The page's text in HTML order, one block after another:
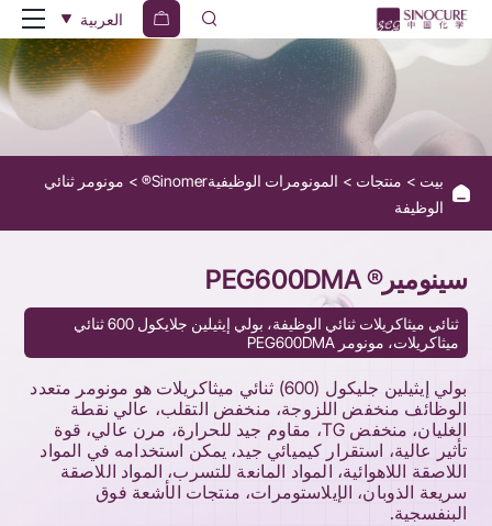
SINOMER
PEGD600MA
العربية
بيت منتجات المونومرات الوظيفيةSinomer®
مونومر ثنائي
الوظيفة
سينومير® PEG600DMA
ثنائي ميثاكريلات ثنائي الوظيفة، بولي إيثيلين جلايكول 600 ثنائي
ميثاكريلات، مونومر PEG600DMA
بولي إيثيلين جليكول (600) ثنائي ميثاكريلات هو مونومر متعدد
الوظائف منخفض اللزوجة، منخفض التقلب، عالي نقطة
الغليان، منخفض TG، مقاوم جيد للحرارة، مرن عالي، قوة
تأثير عالية، استقرار كيميائي جيد، يمكن استخدامه في المواد
اللاصقة اللاهوائية، المواد المانعة للتسرب، المواد اللاصقة
سريعة الذوبان، الإيلاستومرات، منتجات الأشعة فوق
البنفسجية.